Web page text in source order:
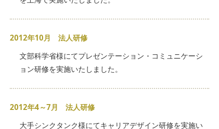
2012年10月 法人研修
文部科学省様にてプレゼンテーション・コミュニケーシ
ョン研修を実施いたしました。
2012年4～7月 法人研修
大手シンクタンク様にてキャリアデザイン研修を実施い